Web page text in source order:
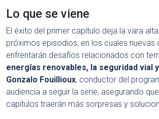
Lo que se viene
El éxito del primer capítulo deja la vara
próximos episodios, en los cuales nuevas
enfrentarán desafíos relacionados con
energías renovables, la seguridad vial
Gonzalo Fouillioux, conductor del
audiencia a seguir la serie, asegurando
capítulos traerán más sorpresas y